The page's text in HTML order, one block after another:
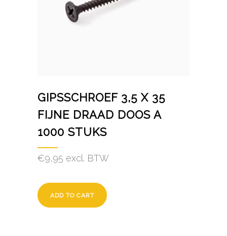
GIPSSCHROEF 3,5 X 35
FIJNE DRAAD DOOS A
1000 STUKS
€9,95 excl. BTW
ADD TO CART